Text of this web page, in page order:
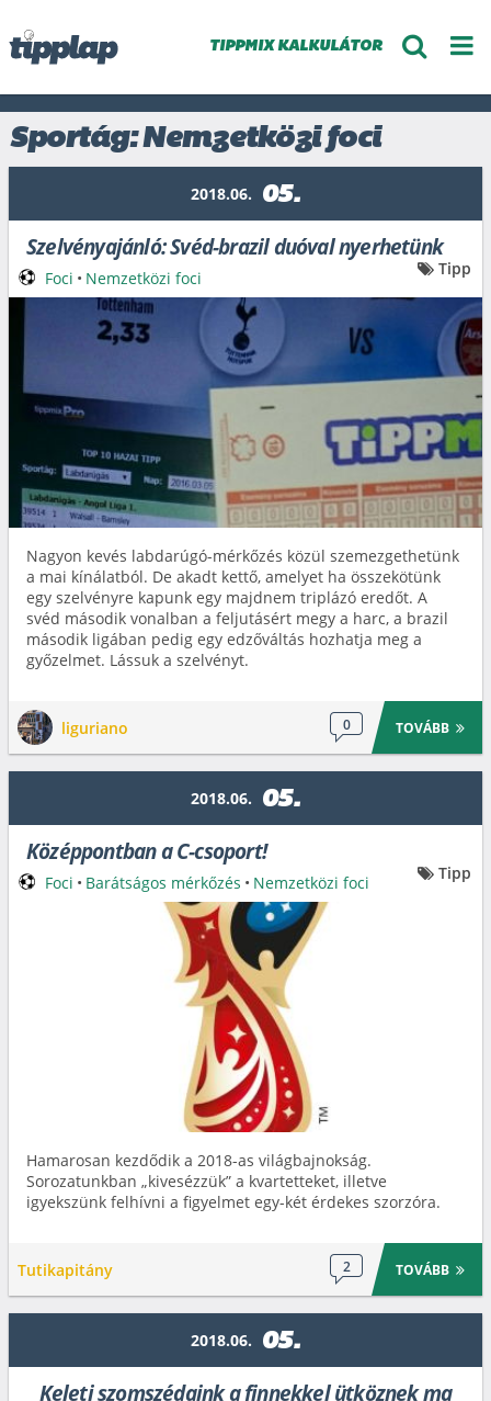
TIPPMIX KALKULÁTOR
Sportág: Nemzetközi foci
2018.06. 05.
Szelvényajánló: Svéd-brazil duóval nyerhetünk
Nagyon kevés labdarúgó-mérkőzés közül szemezgethetünk
a mai kínálatból. De akadt kettő, amelyet ha összekötünk
egy szelvényre kapunk egy majdnem triplázó eredőt. A
svéd második vonalban a feljutásért megy a harc, a brazil
második ligában pedig egy edzőváltás hozhatja meg a
győzelmet. Lássuk a szelvényt.
liguriano 0 TOVÁBB
Foci • Nemzetközi foci Tipp
2018.06. 05.
Középpontban a C-csoport!
Hamarosan kezdődik a 2018-as világbajnokság.
Sorozatunkban „kivesézzük” a kvartetteket, illetve
igyekszünk felhívni a figyelmet egy-két érdekes szorzóra.
Tutikapitány 2 TOVÁBB
Foci • Barátságos mérkőzés • Nemzetközi foci Tipp
2018.06. 05.
Keleti szomszédaink a finnekkel ütköznek ma